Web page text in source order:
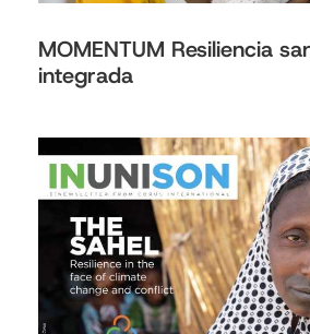
MOMENTUM Resiliencia
integrada